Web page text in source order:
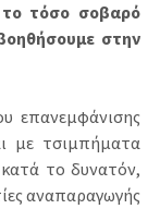
τόσο σοβαρό
στην
επανεμφάνισης
με τσιμπήματα
το δυνατόν,
αναπαραγωγής